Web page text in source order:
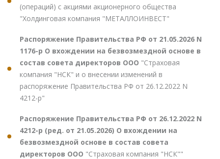
(операций) с акциями акционерного общества
"Холдинговая компания "МЕТАЛЛОИНВЕСТ"
Распоряжение Правительства РФ от 21.05.2026 N
1176-р О вхождении на безвозмездной основе в
состав совета директоров ООО "Страховая
компания "НСК" и о внесении изменений в
распоряжение Правительства РФ от 26.12.2022 N
4212-р"
Распоряжение Правительства РФ от 26.12.2022 N
4212-р (ред. от 21.05.2026) О вхождении на
безвозмездной основе в состав совета
директоров ООО "Страховая компания "НСК""